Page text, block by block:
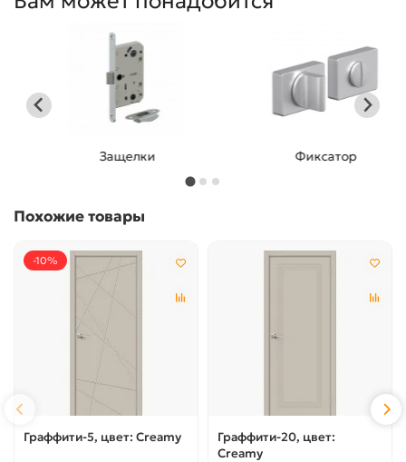
Защелки Фиксатор
Похожие товары
-10%
Граффити-5, цвет: Creamy
Граффити-20, цвет:
Creamy